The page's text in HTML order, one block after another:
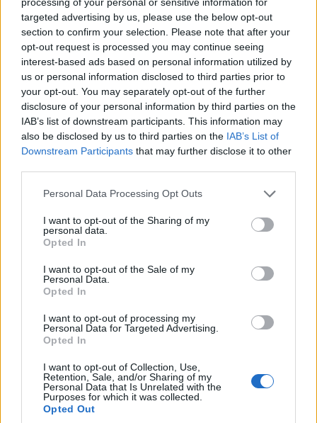
targeted advertising by us, please use the below opt-out
section to confirm your selection. Please note that after your
opt-out request is processed you may continue seeing
interest-based ads based on personal information utilized by
us or personal information disclosed to third parties prior to
your opt-out. You may separately opt-out of the further
disclosure of your personal information by third parties on the
IAB’s list of downstream participants. This information may
also be disclosed by us to third parties on the IAB’s List of
Downstream Participants that may further disclose it to other
Please note that this website/app uses one or more Google
not limited to your visit or usage behaviour. You may click to
grant or deny consent to Google and its third-party tags to
use your data for below specified purposes in below Google
consent section.
Personal Data Processing Opt Outs
I want to opt-out of the Sharing of my
personal data.
Opted In
I want to opt-out of the Sale of my
Personal Data.
Opted In
I want to opt-out of processing my
Personal Data for Targeted Advertising.
Opted In
I want to opt-out of Collection, Use,
Retention, Sale, and/or Sharing of my
Personal Data that Is Unrelated with the
Purposes for which it was collected.
Opted Out
6/08/2026 - 11:56πμ
Πολιτικές αναταράξεις στο Ιράν και διπλωματικός
πυρετός για τα Στενά του Ορμούζ
6/08/2026 - 11:07πμ